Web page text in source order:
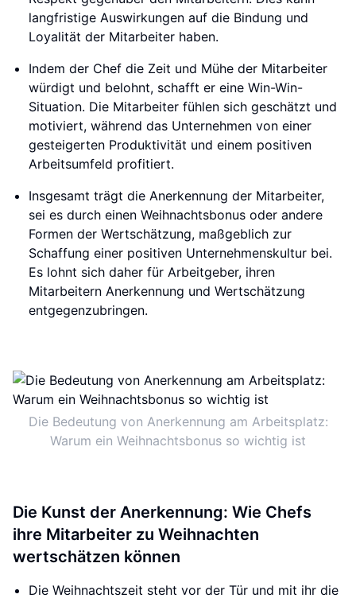
langfristige Auswirkungen auf die Bindung und
Loyalität der Mitarbeiter haben.
Indem der Chef die Zeit und Mühe der Mitarbeiter
würdigt und belohnt, schafft er eine Win-Win-
Situation. Die Mitarbeiter fühlen sich geschätzt und
motiviert, während das Unternehmen von einer
gesteigerten Produktivität und einem positiven
Arbeitsumfeld profitiert.
Insgesamt trägt die Anerkennung der Mitarbeiter,
sei es durch einen Weihnachtsbonus oder andere
Formen der Wertschätzung, maßgeblich zur
Schaffung einer positiven Unternehmenskultur bei.
Es lohnt sich daher für Arbeitgeber, ihren
Mitarbeitern Anerkennung und Wertschätzung
entgegenzubringen.
Die Bedeutung von Anerkennung am Arbeitsplatz:
Warum ein Weihnachtsbonus so wichtig ist
Die Kunst der Anerkennung: Wie Chefs
ihre Mitarbeiter zu Weihnachten
wertschätzen können
Die Weihnachtszeit steht vor der Tür und mit ihr die